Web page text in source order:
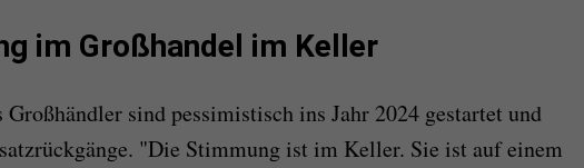
im Großhandel im Keller
Großhändler sind pessimistisch ins Jahr 2024 gestartet und
"Die Stimmung ist im Keller. Sie ist auf einem